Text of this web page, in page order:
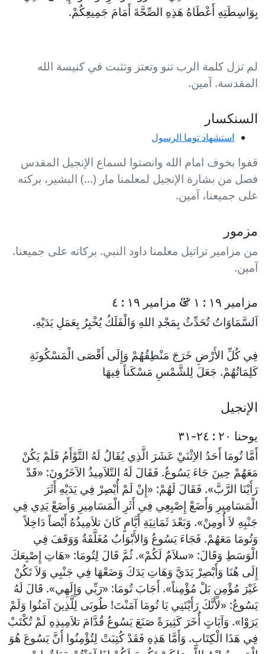
بِوَاسِطَتِهِ أَعْطَاهُ هَذِهِ الصِّحَّةَ أَمَامَ جَمِيعِكُمْ.
لم تزل كلمة الرب تنو وتعتز وتثبت في كنيسة الله
المقدسة. آمين.
السنكسار
استشهاد توما الرسول
قفوا بخوف امام الله وانصتوا لسماع الإنجيل المقدس
فصل من بشارة الإنجيل لمعلمنا مار (...) البشير، بركته
على جميعنا، آمين.
مزمور
من مزامير تراتيل معلمنا داود النبي. بركاته على جميعنا.
آمين.
مزامير ١٩ : ١ & مزامير ١٩ : ٤
اَلسَّمَاوَاتُ تُحَدِّثُ بِمَجْدِ اللهِ وَالْفَلَكُ يُخْبِرُ بِعَمَلِ يَدَيْهِ.
فِي كُلِّ الأَرْضِ خَرَجَ مَنْطِقُهُمْ وَإِلَى أَقْصَى الْمَسْكُونَةِ
كَلِمَاتُهُمْ. جَعَلَ لِلشَّمْسِ مَسْكَناً فِيهَا
الإنجيل
يوحنا ٢٠ : ٢٤-٣١
أَمَّا تُومَا أَحَدُ الاِثْنَيْ عَشَرَ الَّذِي يُقَالُ لَهُ التَّوْأَمُ فَلَمْ يَكُنْ
مَعَهُمْ حِينَ جَاءَ يَسُوعُ. فَقَالَ لَهُ التّلاَمِيذُ الآخَرُونَ: «قَدْ
رَأَيْنَا الرَّبَّ». فَقَالَ لَهُمْ: «إِنْ لَمْ أُبْصِرْ فِي يَدَيْهِ أَثَرَ
الْمَسَامِيرِ وَأَضَعْ إِصْبِعِي فِي أَثَرِ الْمَسَامِيرِ وَأَضَعْ يَدِي فِي
جَنْبِهِ لاَ أُومِنْ». وَبَعْدَ ثَمَانِيَةِ أَيَّامٍ كَانَ تلاَمِيذُهُ أَيْضاً دَاخِلاً
وَتُومَا مَعَهُمْ. فَجَاءَ يَسُوعُ وَالأَبْوَابُ مُغَلَّقَةٌ وَوَقَفَ فِي
الْوَسَطِ وَقَالَ: «سلاَمٌ لَكُمْ». ثُمَّ قَالَ لِتُومَا: «هَاتِ إِصْبِعَكَ
إِلَى هُنَا وَأَبْصِرْ يَدَيَّ وَهَاتِ يَدَكَ وَضَعْهَا فِي جَنْبِي وَلاَ تَكُنْ
غَيْرَ مُؤْمِنٍ بَلْ مُؤْمِناً». أَجَابَ تُومَا: «رَبِّي وَإِلَهِي». قَالَ لَهُ
يَسُوعُ: «لأَنَّكَ رَأَيْتَنِي يَا تُومَا آمَنْتَ! طُوبَى لِلَّذِينَ آمَنُوا وَلَمْ
يَرَوْا». وَآيَاتٍ أُخَرَ كَثِيرَةً صَنَعَ يَسُوعُ قُدَّامَ تلاَمِيذِهِ لَمْ تُكْتَبْ
فِي هَذَا الْكِتَابِ. وَأَمَّا هَذِهِ فَقَدْ كُتِبَتْ لِتُؤْمِنُوا أَنَّ يَسُوعَ هُوَ